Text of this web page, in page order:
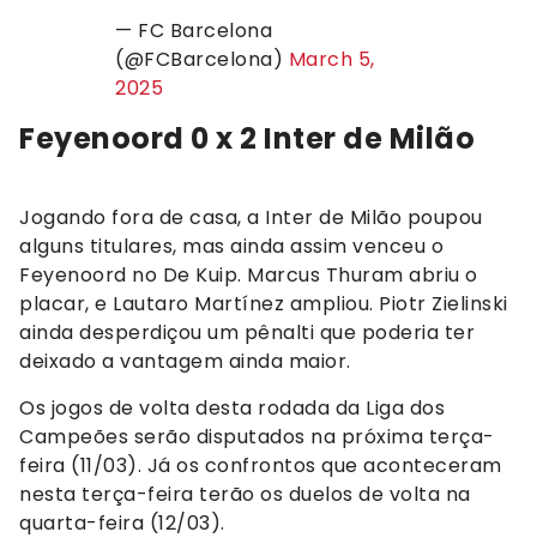
— FC Barcelona
(@FCBarcelona) March 5,
2025
Feyenoord 0 x 2 Inter de Milão
Jogando fora de casa, a Inter de Milão poupou
alguns titulares, mas ainda assim venceu o
Feyenoord no De Kuip. Marcus Thuram abriu o
placar, e Lautaro Martínez ampliou. Piotr Zielinski
ainda desperdiçou um pênalti que poderia ter
deixado a vantagem ainda maior.
Os jogos de volta desta rodada da Liga dos
Campeões serão disputados na próxima terça-
feira (11/03). Já os confrontos que aconteceram
nesta terça-feira terão os duelos de volta na
quarta-feira (12/03).